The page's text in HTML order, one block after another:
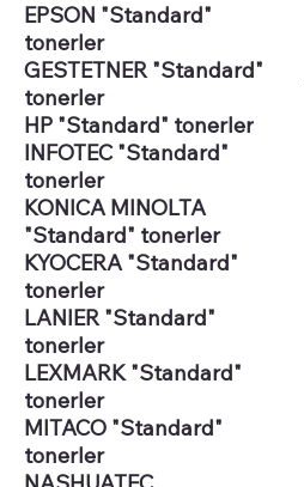
EPSON "Standard"
tonerler
GESTETNER "Standard"
tonerler
HP "Standard" tonerler
INFOTEC "Standard"
tonerler
KONICA MINOLTA
"Standard" tonerler
KYOCERA "Standard"
tonerler
LANIER "Standard"
tonerler
LEXMARK "Standard"
tonerler
MITACO "Standard"
tonerler